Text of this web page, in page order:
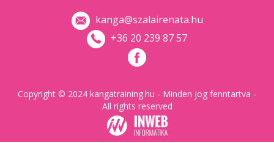
kanga@szalairenata.hu
+36 20 239 87 57
Copyright © 2024 kangatraining.hu - Minden jog fenntartva -
All rights reserved